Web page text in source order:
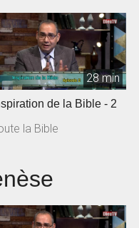
28 min
de la Bible - 2
la Bible